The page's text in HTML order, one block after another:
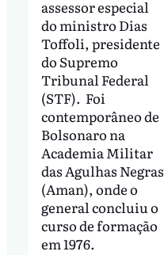
assessor especial
do ministro Dias
Toffoli, presidente
do Supremo
Tribunal Federal
(STF). Foi
contemporâneo de
Bolsonaro na
Academia Militar
das Agulhas Negras
(Aman), onde o
general concluiu o
curso de formação
em 1976.